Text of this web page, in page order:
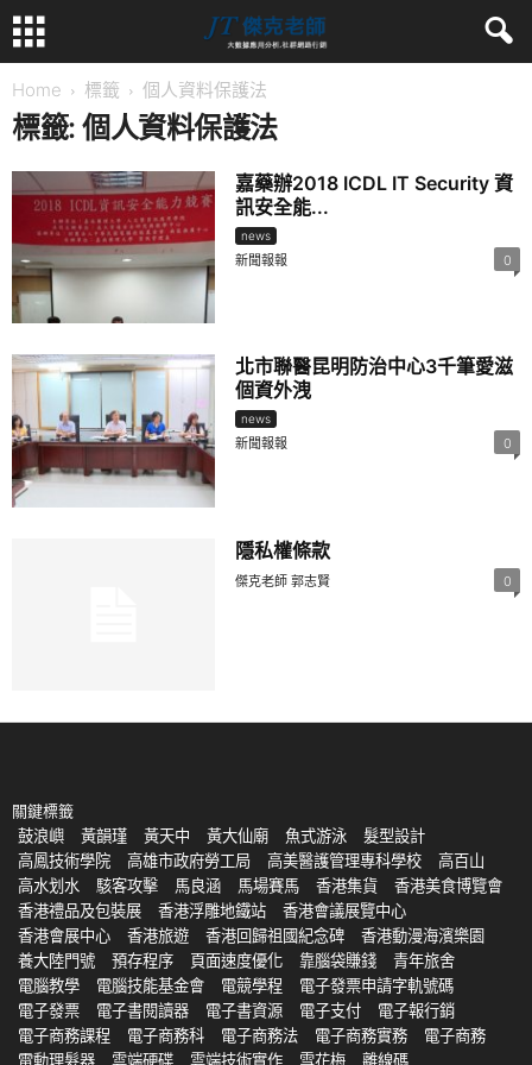
Home 標籤 個人資料保護法
標籤: 個人資料保護法
嘉藥辦2018 ICDL IT Security 資
訊安全能...
news
新聞報報 0
北市聯醫昆明防治中心3千筆愛滋
個資外洩
news
新聞報報 0
隱私權條款
傑克老師 郭志賢 0
關鍵標籤
鼓浪嶼
黃韻瑾 黃天中 黃大仙廟 魚式游泳
髮型設計
高鳳技術學院
高雄市政府勞工局 高美醫護管理專科學校
高百山
高水划水
駭客攻擊 馬良涵 馬場賽馬 香港集貨
香港美食博覽會
香港禮品及包裝展
香港浮雕地鐵站
香港會議展覽中心
香港會展中心
香港旅遊 香港回歸祖國紀念碑
香港動漫海濱樂園
養大陸門號
預存程序 頁面速度優化 靠腦袋賺錢
青年旅舍
電腦教學
電腦技能基金會 電競學程
電子發票申請字軌號碼
電子發票
電子書閱讀器 電子書資源 電子支付
電子報行銷
電子商務課程
電子商務科 電子商務法 電子商務實務
電子商務
電動理髮器
雲端硬碟 雲端技術實作 雪花梅 離線碼